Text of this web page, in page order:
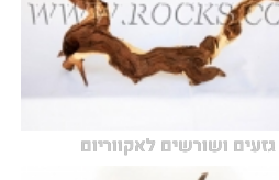
גזעים ושורשים לאקווריום